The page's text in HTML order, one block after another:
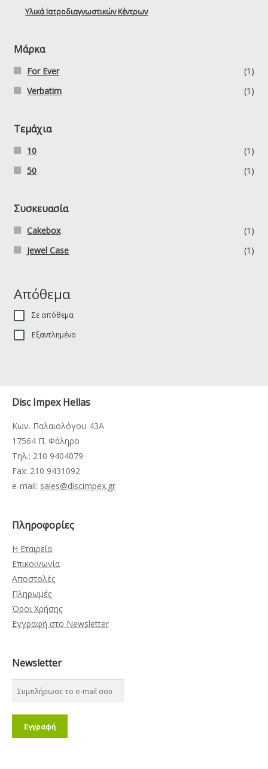
Υλικά Ιατροδιαγνωστικών Κέντρων
Μάρκα
For Ever
(1)
Verbatim
(1)
Τεμάχια
10
(1)
50
(1)
Συσκευασία
Cakebox
(1)
Jewel Case
(1)
Απόθεμα
Σε απόθεμα
Εξαντλημένο
Disc Impex Hellas
Κων. Παλαιολόγου 43Α
17564 Π. Φάληρο
Τηλ.: 210 9404079
Fax: 210 9431092
e-mail: sales@discimpex.gr
Πληροφορίες
Η Εταιρεία
Επικοινωνία
Αποστολές
Πληρωμές
Όροι Χρήσης
Εγγραφή στο Newsletter
Newsletter